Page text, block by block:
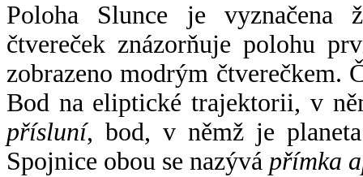
Poloha Slunce je vyznačena
čtvereček znázorňuje polohu
zobrazeno modrým čtverečkem.
Bod na eliptické trajektorii, v
přísluní, bod, v němž je
Spojnice obou se nazývá přímka